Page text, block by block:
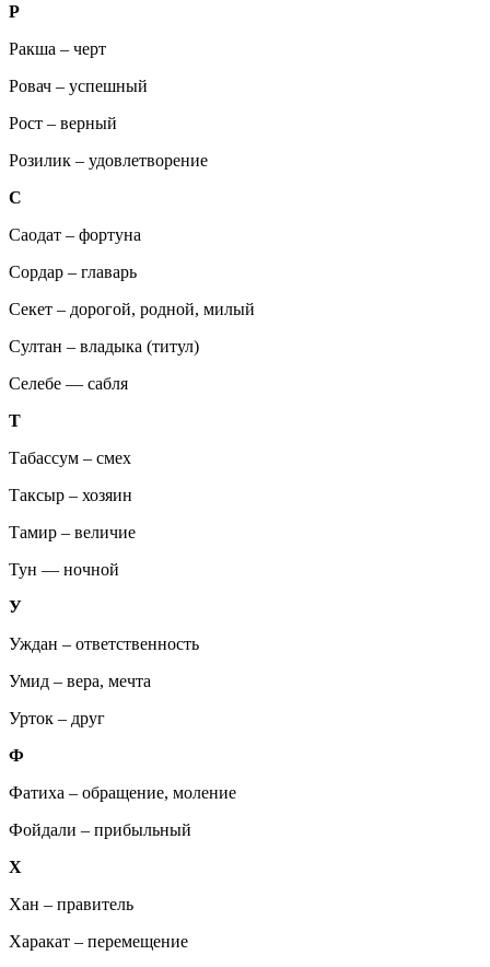
Р
Ракша – черт
Ровач – успешный
Рост – верный
Розилик – удовлетворение
С
Саодат – фортуна
Сордар – главарь
Секет – дорогой, родной, милый
Султан – владыка (титул)
Селебе — сабля
Т
Табассум – смех
Таксыр – хозяин
Тамир – величие
Тун — ночной
У
Уждан – ответственность
Умид – вера, мечта
Урток – друг
Ф
Фатиха – обращение, моление
Фойдали – прибыльный
Х
Хан – правитель
Харакат – перемещение